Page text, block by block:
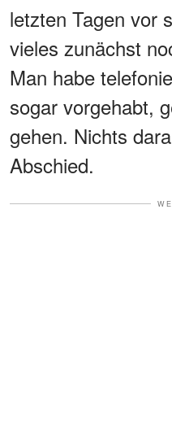
letzten Tagen vor
vieles zunächst
Man habe
sogar vorgehabt,
gehen. Nichts
Abschied.